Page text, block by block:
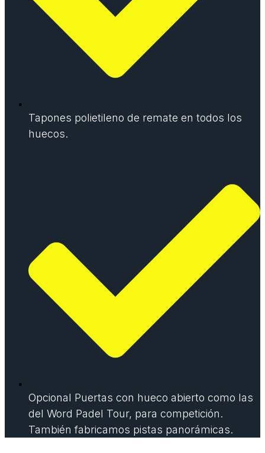
Tapones polietileno de remate en todos los
huecos.
Opcional Puertas con hueco abierto como las
del Word Padel Tour, para competición.
También fabricamos pistas panorámicas.